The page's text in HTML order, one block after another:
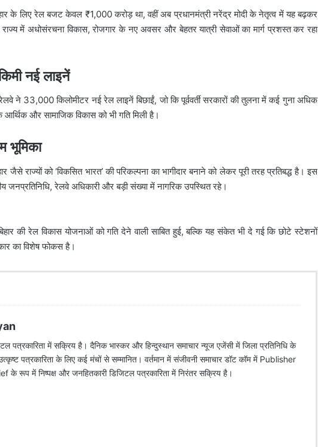
के लिए रेल बजट केवल ₹1,000 करोड़ था, वहीं अब प्रधानमंत्री नरेंद्र मोदी के नेतृत्व में यह बढ़कर
में अधोसंरचना विकास, रोजगार के नए अवसर और बेहतर यात्री सेवाओं का मार्ग प्रशस्त कर रहा
नई लाइनें
रेलवे ने 33,000 किलोमीटर नई रेल लाइनें बिछाईं, जो कि पूर्ववर्ती सरकारों की तुलना में कई गुना अधिक
और सामाजिक विकास को भी गति मिली है।
भूमिका
राज्यों को ‘विकसित भारत’ की परिकल्पना का भागीदार बनाने को लेकर पूरी तरह प्रतिबद्ध है। इस
जनप्रतिनिधि, रेलवे अधिकारी और बड़ी संख्या में नागरिक उपस्थित रहे।
की रेल विकास योजनाओं को गति देने वाली साबित हुई, बल्कि यह संकेत भी दे गई कि छोटे स्टेशनों
का विशेष फोकस है।
पत्रकारिता में सक्रिय है। दैनिक भास्कर और हिन्दुस्थान समाचार न्यूज एजेंसी में जिला प्रतिनिधि के
पत्रकारिता के लिए कई मंचों से सम्मानित। वर्तमान में संजीवनी समाचार डॉट कॉम में Publisher
रूप में निष्पक्ष और जनहितकारी डिजिटल पत्रकारिता में निरंतर सक्रिय है।